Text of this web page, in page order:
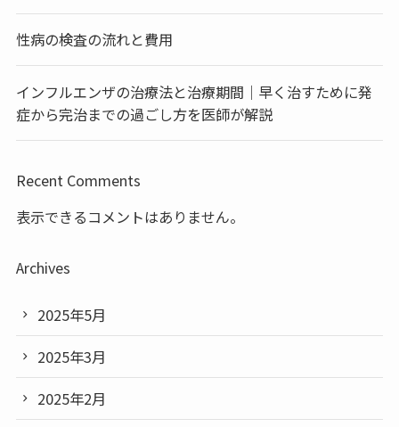
性病の検査の流れと費用
インフルエンザの治療法と治療期間｜早く治すために発
症から完治までの過ごし方を医師が解説
Recent Comments
表示できるコメントはありません。
Archives
2025年5月
2025年3月
2025年2月